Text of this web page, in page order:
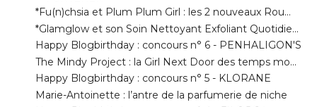
The Mindy Project : la Girl Next Door des temps mo...
Happy Blogbirthday : concours n° 5 - KLORANE
Marie-Antoinette : l’antre de la parfumerie de niche
Happy Blogbirthday : concours n° 4 - FILORGA
L'acné : ma vieille amie...
Happy Blogbirthday : concours n° 3 - L'ARTISAN PAR...